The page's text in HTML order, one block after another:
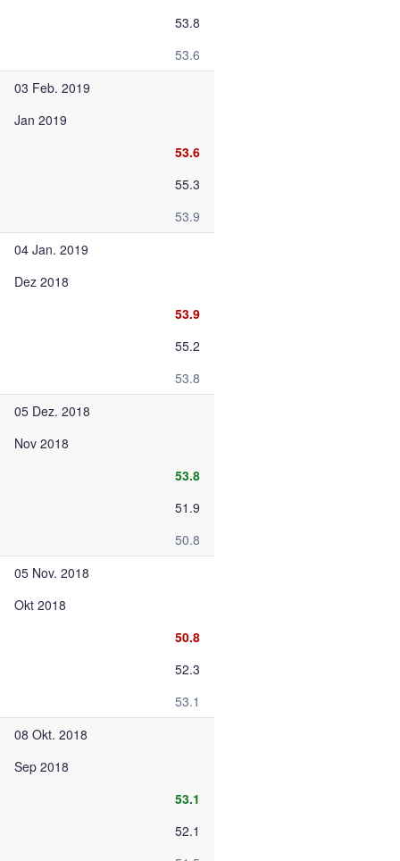
53.8
53.6
03 Feb. 2019
Jan 2019
53.6
55.3
53.9
04 Jan. 2019
Dez 2018
53.9
55.2
53.8
05 Dez. 2018
Nov 2018
53.8
51.9
50.8
05 Nov. 2018
Okt 2018
50.8
52.3
53.1
08 Okt. 2018
Sep 2018
53.1
52.1